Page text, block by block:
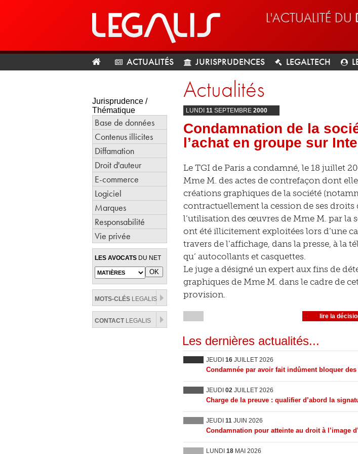
L'ACTUALITÉ DU
ACTUALITÉS JURISPRUDENCES LEGALTECH
Jurisprudence /
Thématique
Base de données
Contenus illicites
Diffamation
Droit d'auteur
E-commerce
Logiciel
Marques
Responsabilité
Vie privée
LES AVOCATS DU NET
MOTS-CLÉS LEGALIS
CONTACTLEGALIS
Actualités
LUNDI 11 SEPTEMBRE 2000
Condamnation de la
l’achat en groupe sur
Le TGI de Paris a condamné, le 18 juillet
Mme M. des actes de contrefaçon dont
créations graphiques de la société
contractuellement la cession de ses droits
l’utilisation des œuvres de Mme M. par la
ont été illicitement exploitées lors d’une
travers de l’affichage, dans la presse, à la
qu’ autocollants et casquettes.
Le juge a désigné un expert aux fins de
graphiques de Mme M. dans le cadre de
provision.
lire la
Les dernières actualités...
JEUDI 16 JUILLET 2026
Condamnée par avoir fait indûment bloquer
JEUDI 02 JUILLET 2026
Charge de la preuve : qualifier d’abord la
JEUDI 11 JUIN 2026
Condamnation pour atteinte au droit à l’image
LUNDI 18 MAI 2026